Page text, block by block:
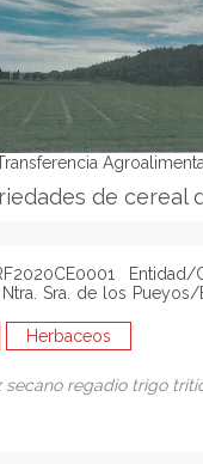
de cereal
Entidad/
Sra. de los Pueyos/
Herbaceos
secano regadio trigo